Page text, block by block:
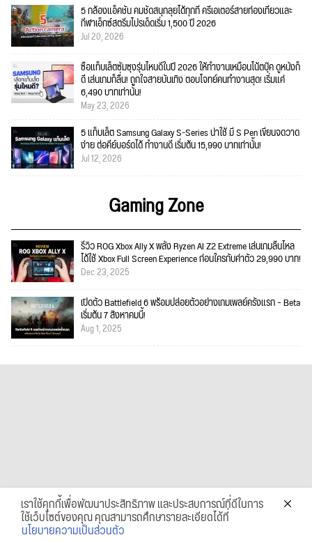
5 กล้องแอ็คชั่น คมชัดสนุกลุยได้ทุกที่ ครีเอเตอร์สายท่องเที่ยวและ
กีฬาเอ็กซ์สตรีมโปรเด็ดเริ่ม 1,500 ปี 2026
Jul 20, 2026
ซื้อแท็บเล็ตซัมซุงรุ่นไหนดีในปี 2026 ให้ทำงานเหมือนโน้ตบุ๊ค ดูหนังก็
ดี เล่นเกมก็ลื่น! ถูกใจสายบันเทิง ตอบโจทย์คนทำงานสุด! เริ่มแค่
6,490 บาทเท่านั้น!
May 23, 2026
5 แท็บเล็ต Samsung Galaxy S-Series น่าใช้ มี S Pen เขียนจดวาด
ง่าย ต่อคีย์บอร์ดได้ ทำงานดี เริ่มต้น 15,990 บาทเท่านั้น!
Jul 12, 2026
Gaming Zone
รีวิว ROG Xbox Ally X พลัง Ryzen AI Z2 Extreme เล่นเกมลื่นไหล
ได้ใช้ Xbox Full Screen Experience ก่อนใครกับค่าตัว 29,990 บาท!
Dec 23, 2025
เปิดตัว Battlefield 6 พร้อมปล่อยตัวอย่างเกมเพลย์ครั้งแรก – Beta
เริ่มต้น 7 สิงหาคมนี้!
Aug 1, 2025
เราใช้คุกกี้เพื่อพัฒนาประสิทธิภาพ และประสบการณ์ที่ดีในการ
ใช้เว็บไซต์ของคุณ คุณสามารถศึกษารายละเอียดได้ที่
นโยบายความเป็นส่วนตัว